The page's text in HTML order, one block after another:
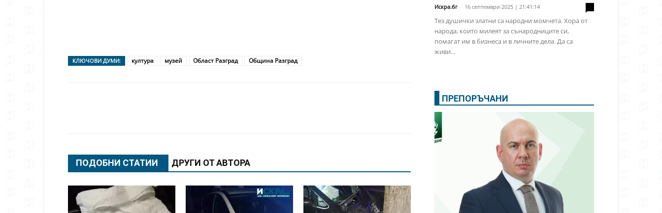
КЛЮЧОВИ ДУМИ: култура музей Област Разград Община Разград
ПОДОБНИ СТАТИИ ДРУГИ ОТ АВТОРА
Искра.бг - 16 септември 2025 | 21:41:14
Тез душички златни са народни момчета. Хора от
народа, които милеят за сънародниците си,
помагат им в бизнеса и в личните дела. Да са
живи...
ПРЕПОРЪЧАНИ